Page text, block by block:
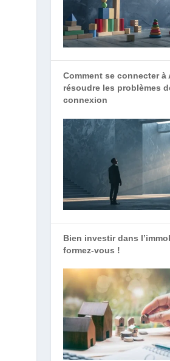
Comment se connecter à
résoudre les problèmes
connexion
Bien investir dans
formez-vous !